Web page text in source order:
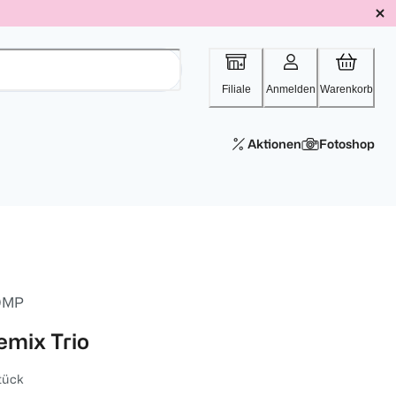
Filiale Anmelden Warenkorb
Aktionen Fotoshop
Trio